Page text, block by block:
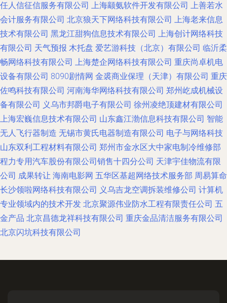
任人信征信服务有限公司 上海颛氨软件开发有限公司 上善若水
会计服务有限公司 北京狼天下网络科技有限公司 上海老来信息
技术有限公司 黑龙江甜狗信息技术有限公司 上海创计网络科技
有限公司 天气预报 木托盘 爱艺游科技（北京）有限公司 临沂柔
畅网络科技有限公司 上海楚企网络科技有限公司 重庆尚卓机电
设备有限公司 8090剧情网 金裘商业保理（天津）有限公司 重庆
佐鸣科技有限公司 河南海华网络科技有限公司 郑州屹成机械设
备有限公司 义乌市邦爵电子有限公司 徐州凌绝顶建材有限公司
上海宏巍信息技术有限公司 山东鑫江渤信息科技有限公司 智能
无人飞行器制造 无锡市黄氏电器制造有限公司 电子与网络科技‌
山东双利工程材料有限公司 郑州市金水区大中家电制冷维修部
程力专用汽车股份有限公司销售十四分公司 天津宇佳物流有限
公司 成果转让 海南电影网 五华区基超网络技术服务部 周易算命
长沙领啦网络科技有限公司 义乌吉龙空调拆装维修公司 计算机
专业领域内的技术开发 北京聚源伟业防水工程有限责任公司 五
金产品 北京昌德龙祥科技有限公司 重庆金品清洁服务有限公司
北京闪坑科技有限公司